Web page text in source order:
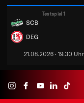
Testspiel 1
SCB
DEG
21.08.2026 · 19.30 Uhr